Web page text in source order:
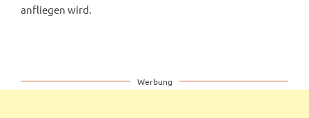
anfliegen wird.
Werbung